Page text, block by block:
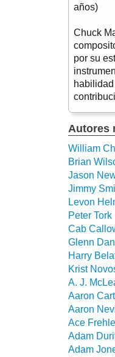
años)
Chuck
por su
Autores
William
Brian
Jason
Jimmy
Levon
Peter Tork
Cab
Glenn
Harry
Krist
A. J.
Aaron
Aaron
Ace
Adam
Adam